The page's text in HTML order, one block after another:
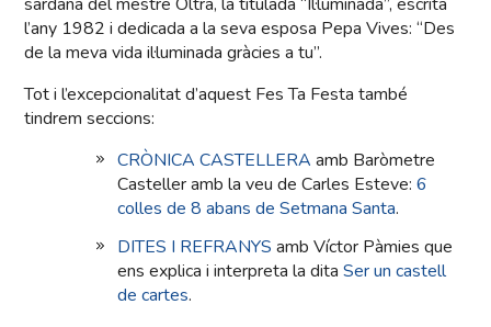
l’any 1982 i dedicada a la seva esposa Pepa Vives: “Des
de la meva vida il·luminada gràcies a tu”.
Tot i l’excepcionalitat d’aquest Fes Ta Festa també
tindrem seccions:
CRÒNICA CASTELLERA amb Baròmetre
Casteller amb la veu de Carles Esteve:6
colles de 8 abans de Setmana Santa.
DITES I REFRANYS amb Víctor Pàmies que
ens explica i interpreta la ditaSer un castell
de cartes.